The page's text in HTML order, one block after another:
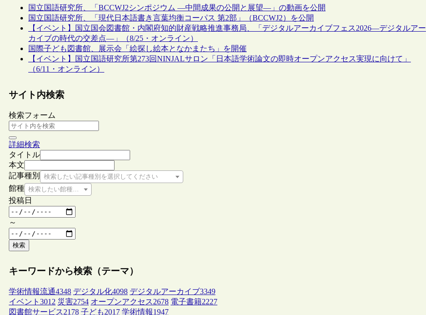
国立国語研究所、「BCCWJ2シンポジウム ―中間成果の公開と展望―」の動画を公開
国立国語研究所、「現代日本語書き言葉均衡コーパス 第2部」（BCCWJ2）を公開
【イベント】国立国会図書館・内閣府知的財産戦略推進事務局、「デジタルアーカイブフェス2026―デジタルアー
カイブの時代の交差点―」（8/25・オンライン）
国際子ども図書館、展示会「絵探し絵本となかまたち」を開催
【イベント】国立国語研究所第273回NINJALサロン「日本語学術論文の即時オープンアクセス実現に向けて」
（6/11・オンライン）
サイト内検索
検索フォーム
詳細検索
タイトル
本文
記事種別
検索したい記事種別を選択してください
館種 検索したい館種を選択してください
投稿日
～
検索
キーワードから検索（テーマ）
学術情報流通4348 デジタル化4098 デジタルアーカイブ3349
イベント 3012 災害2754 オープンアクセス2678 電子書籍2227
図書館サービス2178 子ども2017 学術情報1947